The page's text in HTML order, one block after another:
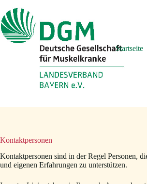
Inhalt
springen
Startseite
Kontaktpersonen
Kontaktpersonen sind in der Regel Personen,
und eigenen Erfahrungen zu unterstützen.